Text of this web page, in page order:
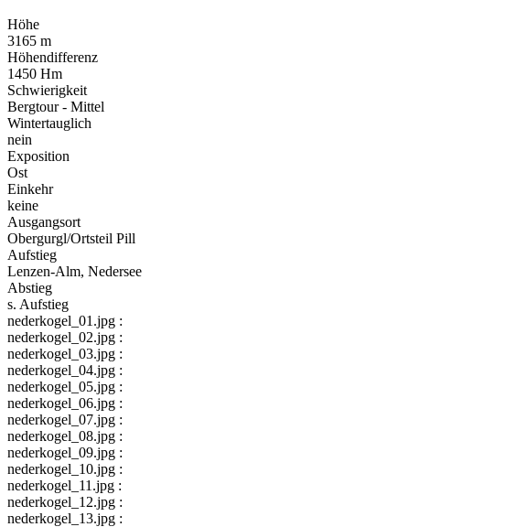
Höhe
3165 m
Höhendifferenz
1450 Hm
Schwierigkeit
Bergtour - Mittel
Wintertauglich
nein
Exposition
Ost
Einkehr
keine
Ausgangsort
Obergurgl/Ortsteil Pill
Aufstieg
Lenzen-Alm, Nedersee
Abstieg
s. Aufstieg
nederkogel_01.jpg :
nederkogel_02.jpg :
nederkogel_03.jpg :
nederkogel_04.jpg :
nederkogel_05.jpg :
nederkogel_06.jpg :
nederkogel_07.jpg :
nederkogel_08.jpg :
nederkogel_09.jpg :
nederkogel_10.jpg :
nederkogel_11.jpg :
nederkogel_12.jpg :
nederkogel_13.jpg :